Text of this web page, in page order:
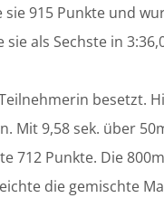
915 Punkte und
als Sechste in
besetzt.
Mit 9,58 sek. über
712 Punkte. Die
die gemischte